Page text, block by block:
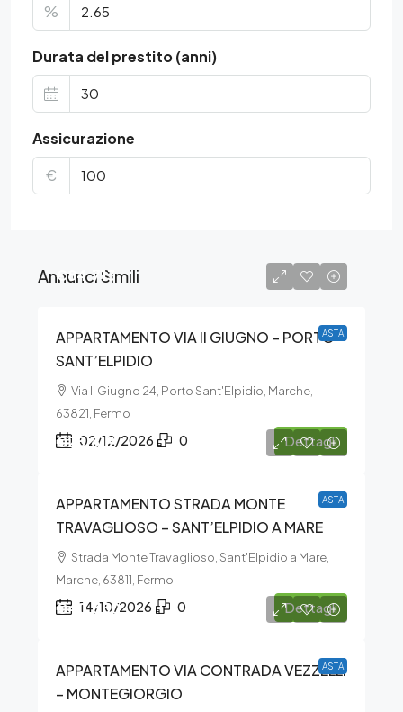
%
Durata del prestito (anni)
Assicurazione
€
Annunci Simili
ASTA
€84.713
APPARTAMENTO VIA II GIUGNO – PORTO
SANT’ELPIDIO
Via II Giugno 24, Porto Sant'Elpidio, Marche,
63821, Fermo
02/12/2026 0 Dettagli
ASTA
€25.819
APPARTAMENTO STRADA MONTE
TRAVAGLIOSO – SANT’ELPIDIO A MARE
Strada Monte Travaglioso, Sant'Elpidio a Mare,
Marche, 63811, Fermo
14/10/2026 0 Dettagli
ASTA
€40.350
APPARTAMENTO VIA CONTRADA VEZZELLI
– MONTEGIORGIO